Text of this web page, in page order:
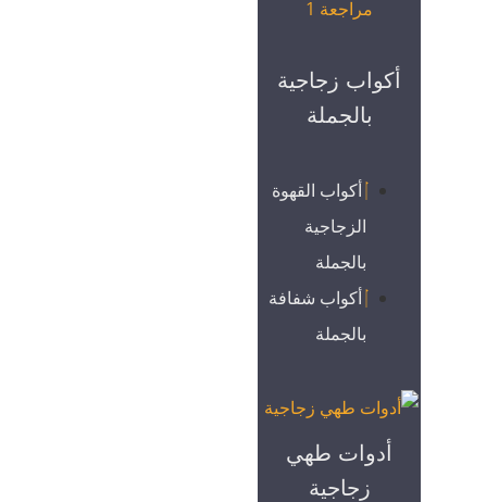
أكواب زجاجية
بالجملة
أكواب القهوة
الزجاجية
بالجملة
أكواب شفافة
بالجملة
أدوات طهي
زجاجية